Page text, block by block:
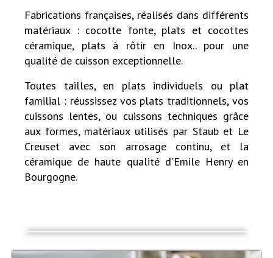
Fabrications françaises, réalisés dans différents
matériaux : cocotte fonte, plats et cocottes
céramique, plats à rôtir en Inox.. pour une
qualité de cuisson exceptionnelle.
Toutes tailles, en plats individuels ou plat
familial : réussissez vos plats traditionnels, vos
cuissons lentes, ou cuissons techniques grâce
aux formes, matériaux utilisés par Staub et Le
Creuset avec son arrosage continu, et la
céramique de haute qualité d'Emile Henry en
Bourgogne.